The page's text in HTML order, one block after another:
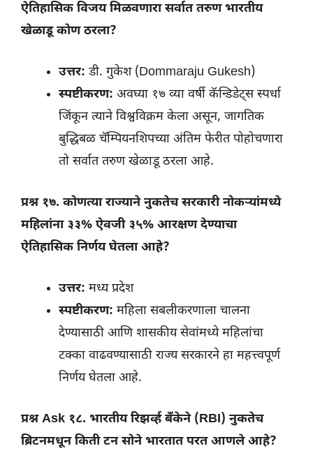
ऐतिहासिक विजय मिळवणारा सर्वात तरुण भारतीय
खेळाडू कोण ठरला?
उत्तर: डी. गुकेश (Dommaraju Gukesh)
स्पष्टीकरण: अवघ्या १७ व्या वर्षी कॅन्डिडेट्स स्पर्धा
जिंकून त्याने विश्वविक्रम केला असून, जागतिक
बुद्धिबळ चॅम्पियनशिपच्या अंतिम फेरीत पोहोचणारा
तो सर्वात तरुण खेळाडू ठरला आहे.
प्रश्न १७. कोणत्या राज्याने नुकतेच सरकारी नोकऱ्यांमध्ये
महिलांना ३३% ऐवजी ३५% आरक्षण देण्याचा
ऐतिहासिक निर्णय घेतला आहे?
उत्तर: मध्य प्रदेश
स्पष्टीकरण: महिला सबलीकरणाला चालना
देण्यासाठी आणि शासकीय सेवांमध्ये महिलांचा
टक्का वाढवण्यासाठी राज्य सरकारने हा महत्त्वपूर्ण
निर्णय घेतला आहे.
प्रश्न Ask १८. भारतीय रिझर्व्ह बँकेने (RBI) नुकतेच
ब्रिटनमधून किती टन सोने भारतात परत आणले आहे?